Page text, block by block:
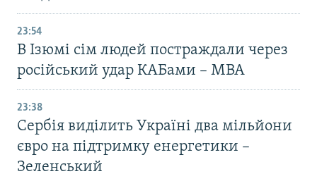
23:54
В Ізюмі сім людей постраждали через
російський удар КАБами – МВА
23:38
Сербія виділить Україні два мільйони
євро на підтримку енергетики –
Зеленський